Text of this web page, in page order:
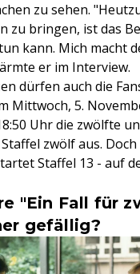
zu sehen.
zu bringen, ist das
kann. Mich macht
er im Interview.
dürfen auch die
Mittwoch, 5.
Uhr die zwölfte
zwölf aus.
Staffel 13 - auf
"Ein Fall für
gefällig?